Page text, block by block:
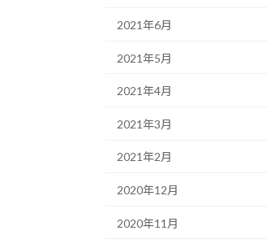
2021年6月
2021年5月
2021年4月
2021年3月
2021年2月
2020年12月
2020年11月